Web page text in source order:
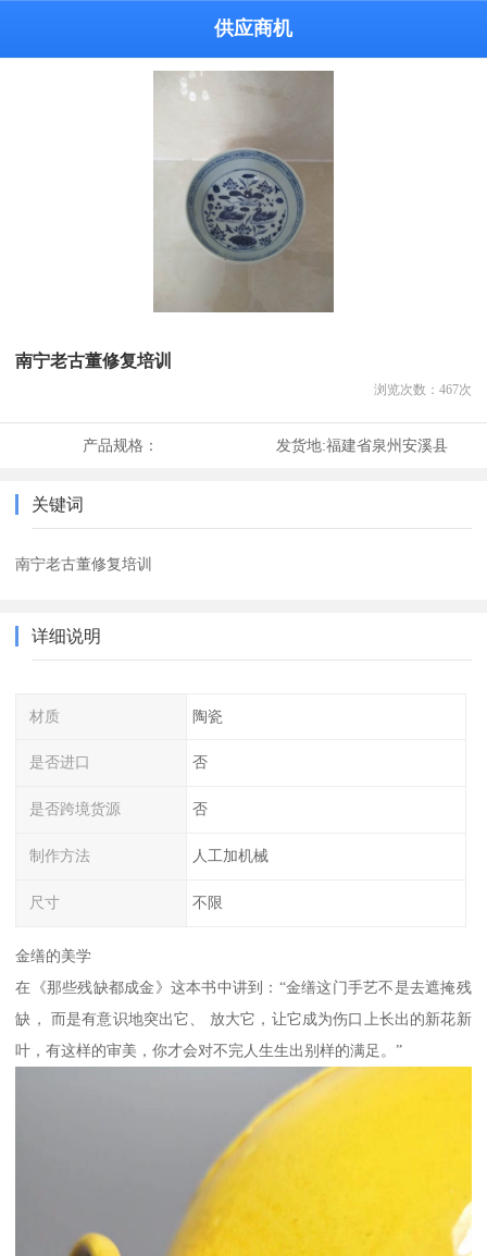
供应商机
南宁老古董修复培训
浏览次数： 467次
产品规格： 发货地:福建省泉州安溪县
关键词
南宁老古董修复培训
详细说明
材质 陶瓷
是否进口 否
是否跨境货源 否
制作方法 人工加机械
尺寸 不限
金缮的美学
在《那些残缺都成金》这本书中讲到：“金缮这门手艺不是去遮掩残
缺， 而是有意识地突出它、 放大它，让它成为伤口上长出的新花新
叶，有这样的审美，你才会对不完人生生出别样的满足。”